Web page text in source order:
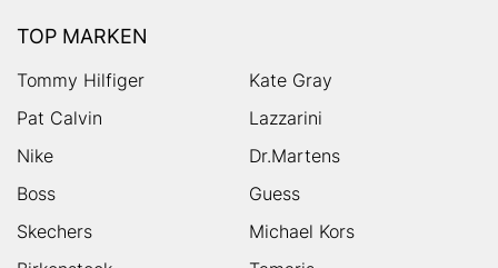
TOP MARKEN
Tommy Hilfiger
Kate Gray
Pat Calvin
Lazzarini
Nike
Dr.Martens
Boss
Guess
Skechers
Michael Kors